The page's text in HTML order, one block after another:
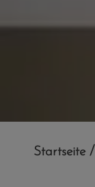
Startseite/